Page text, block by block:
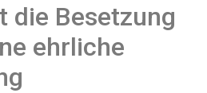
die Besetzung
ehrliche